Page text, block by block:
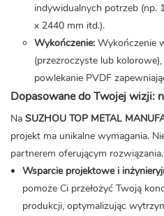
indywidualnych potrzeb (np.
x 2440 mm itd.).
Wykończenie:Wykończenie
(przezroczyste lub
powlekanie PVDF
Dopasowane do Twojej wizji:
Na SUZHOU TOP METAL
projekt ma unikalne wymagania.
partnerem oferującym rozwiązania.
Wsparcie projektowe i
pomoże Ci przełożyć Twoją
produkcji, optymalizując